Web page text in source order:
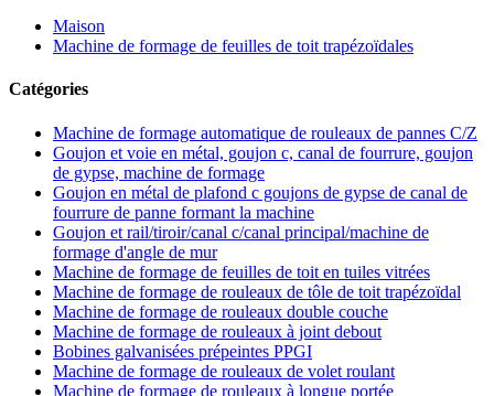
Maison
Machine de formage de feuilles de toit trapézoïdales
Catégories
Machine de formage automatique de rouleaux de pannes C/Z
Goujon et voie en métal, goujon c, canal de fourrure, goujon
de gypse, machine de formage
Goujon en métal de plafond c goujons de gypse de canal de
fourrure de panne formant la machine
Goujon et rail/tiroir/canal c/canal principal/machine de
formage d'angle de mur
Machine de formage de feuilles de toit en tuiles vitrées
Machine de formage de rouleaux de tôle de toit trapézoïdal
Machine de formage de rouleaux double couche
Machine de formage de rouleaux à joint debout
Bobines galvanisées prépeintes PPGI
Machine de formage de rouleaux de volet roulant
Machine de formage de rouleaux à longue portée